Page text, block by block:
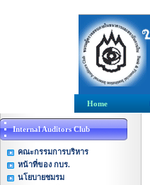
Home
Internal Auditors Club
คณะกรรมการบริหาร
หน้าที่ของ กบร.
นโยบายชมรม